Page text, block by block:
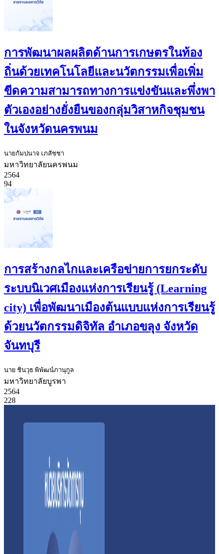
การพัฒนาผลผลิตด้านการเกษตรในท้อง
ถิ่นด้วยเทคโนโลยีและนวัตกรรมเพื่อเพิ่ม
ขีดความสามารถทางการแข่งขันและพึ่งพา
ตัวเองอย่างยั่งยืนของกลุ่มวิสาหกิจชุมชน
ในจังหวัดนครพนม
นายกัมปนาจ เภสัชชา
มหาวิทยาลัยนครพนม
2564
94
การสร้างกลไกและเครือข่ายการยกระดับ
ระบบนิเวศเมืองแห่งการเรียนรู้ (Learning
city) เพื่อพัฒนาเมืองต้นแบบแห่งการเรียนรู้
ด้วยนวัตกรรมดิจิทัล อำเภอขลุง จังหวัด
จันทบุรี
นาย ชินวุธ พิพัฒน์ภานุกูล
มหาวิทยาลัยบูรพา
2564
228